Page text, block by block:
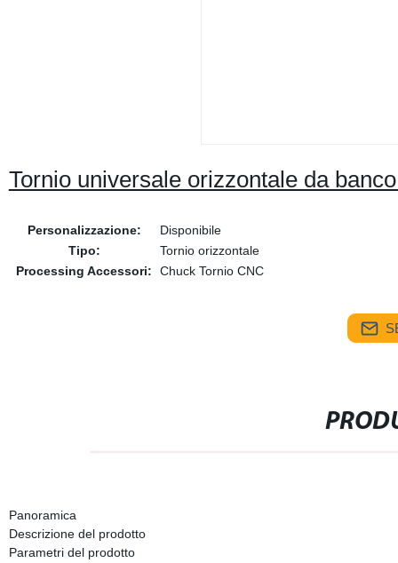
Tornio universale orizzontale da
Personalizzazione:
Disponibile
Tipo:
Tornio orizzontale
Processing Accessori:
Chuck Tornio CNC
Panoramica
Descrizione del prodotto
Parametri del prodotto